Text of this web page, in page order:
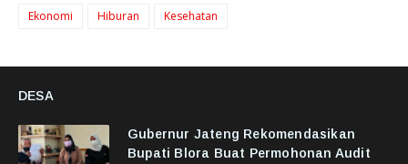
Ekonomi Hiburan Kesehatan
DESA
Gubernur Jateng Rekomendasikan
Bupati Blora Buat Permohonan Audit